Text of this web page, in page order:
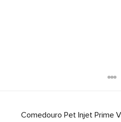
Comedouro Pet Injet Prime